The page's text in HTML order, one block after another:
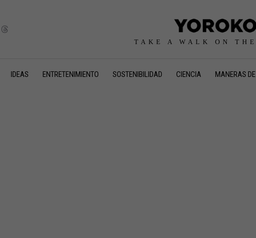
TAKE A WALK ON
IDEAS ENTRETENIMIENTO SOSTENIBILIDAD CIENCIA MANERAS